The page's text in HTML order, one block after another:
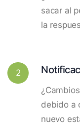
sacar al
la
2
debido a
nuevo